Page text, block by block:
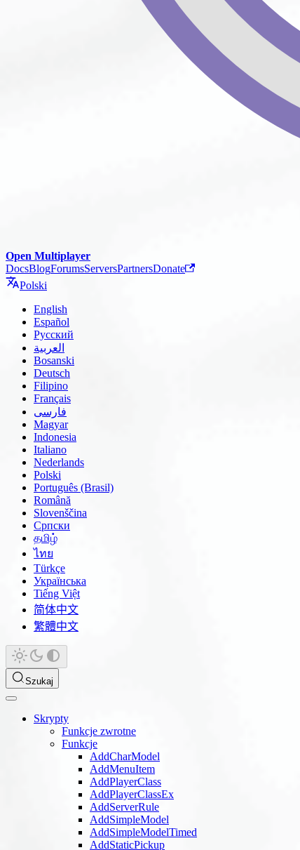
Open Multiplayer
DocsBlogForumsServersPartnersDonate
Polski
English
Español
Русский
العربية
Bosanski
Deutsch
Filipino
Français
فارسی
Magyar
Indonesia
Italiano
Nederlands
Polski
Português (Brasil)
Română
Slovenščina
Српски
தமிழ்
ไทย
Türkçe
Українська
Tiếng Việt
简体中文
繁體中文
Szukaj
Skrypty
Funkcje zwrotne
Funkcje
AddCharModel
AddMenuItem
AddPlayerClass
AddPlayerClassEx
AddServerRule
AddSimpleModel
AddSimpleModelTimed
AddStaticPickup